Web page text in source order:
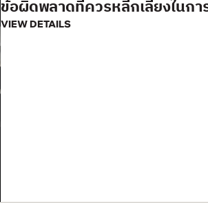
ข้อผิดพลาดที่ควรหลีกเลี่ยงในก
VIEW DETAILS